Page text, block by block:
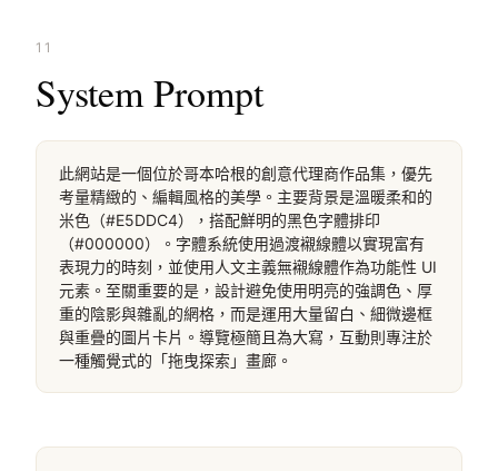
11
System Prompt
此網站是一個位於哥本哈根的創意代理商作品集，優先
考量精緻的、編輯風格的美學。主要背景是溫暖柔和的
米色（#E5DDC4），搭配鮮明的黑色字體排印
（#000000）。字體系統使用過渡襯線體以實現富有
表現力的時刻，並使用人文主義無襯線體作為功能性 UI
元素。至關重要的是，設計避免使用明亮的強調色、厚
重的陰影與雜亂的網格，而是運用大量留白、細微邊框
與重疊的圖片卡片。導覽極簡且為大寫，互動則專注於
一種觸覺式的「拖曳探索」畫廊。